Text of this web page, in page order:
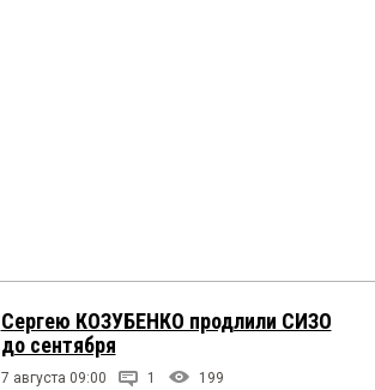
Сергею КОЗУБЕНКО продлили СИЗО
до сентября
7 августа 09:00 1 199